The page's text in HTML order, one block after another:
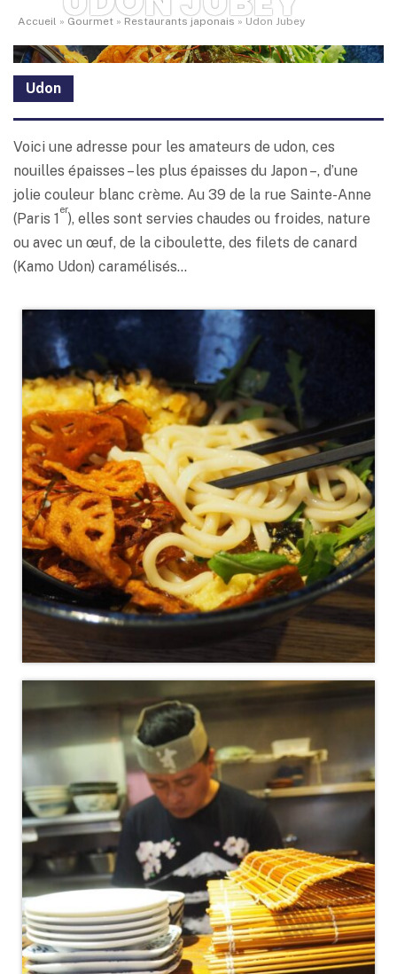
Accueil » Gourmet » Restaurants japonais » Udon Jubey
Udon
Voici une adresse pour les amateurs de udon, ces
nouilles épaisses – les plus épaisses du Japon –, d’une
jolie couleur blanc crème. Au 39 de la rue Sainte-Anne
(Paris 1
er
), elles sont servies chaudes ou froides, nature
ou avec un œuf, de la ciboulette, des filets de canard
(Kamo Udon) caramélisés…